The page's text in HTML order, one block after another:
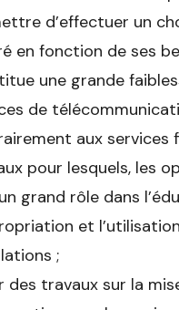
d’effectuer un
en fonction de ses
une grande
de
aux services
pour lesquels, les
grand rôle dans
et
;
des travaux sur la